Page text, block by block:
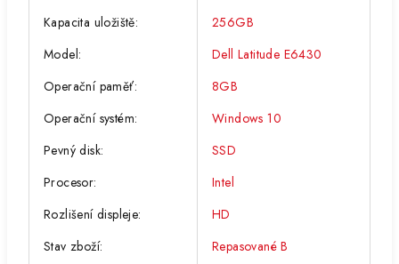
Kapacita uložiště:
256GB
Model:
Dell Latitude E6430
Operační paměť:
8GB
Operační systém:
Windows 10
Pevný disk:
SSD
Procesor:
Intel
Rozlišení displeje:
HD
Stav zboží:
Repasované B